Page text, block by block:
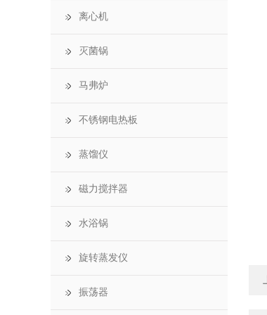
离心机
灭菌锅
马弗炉
不锈钢电热板
蒸馏仪
磁力搅拌器
水浴锅
旋转蒸发仪
振荡器